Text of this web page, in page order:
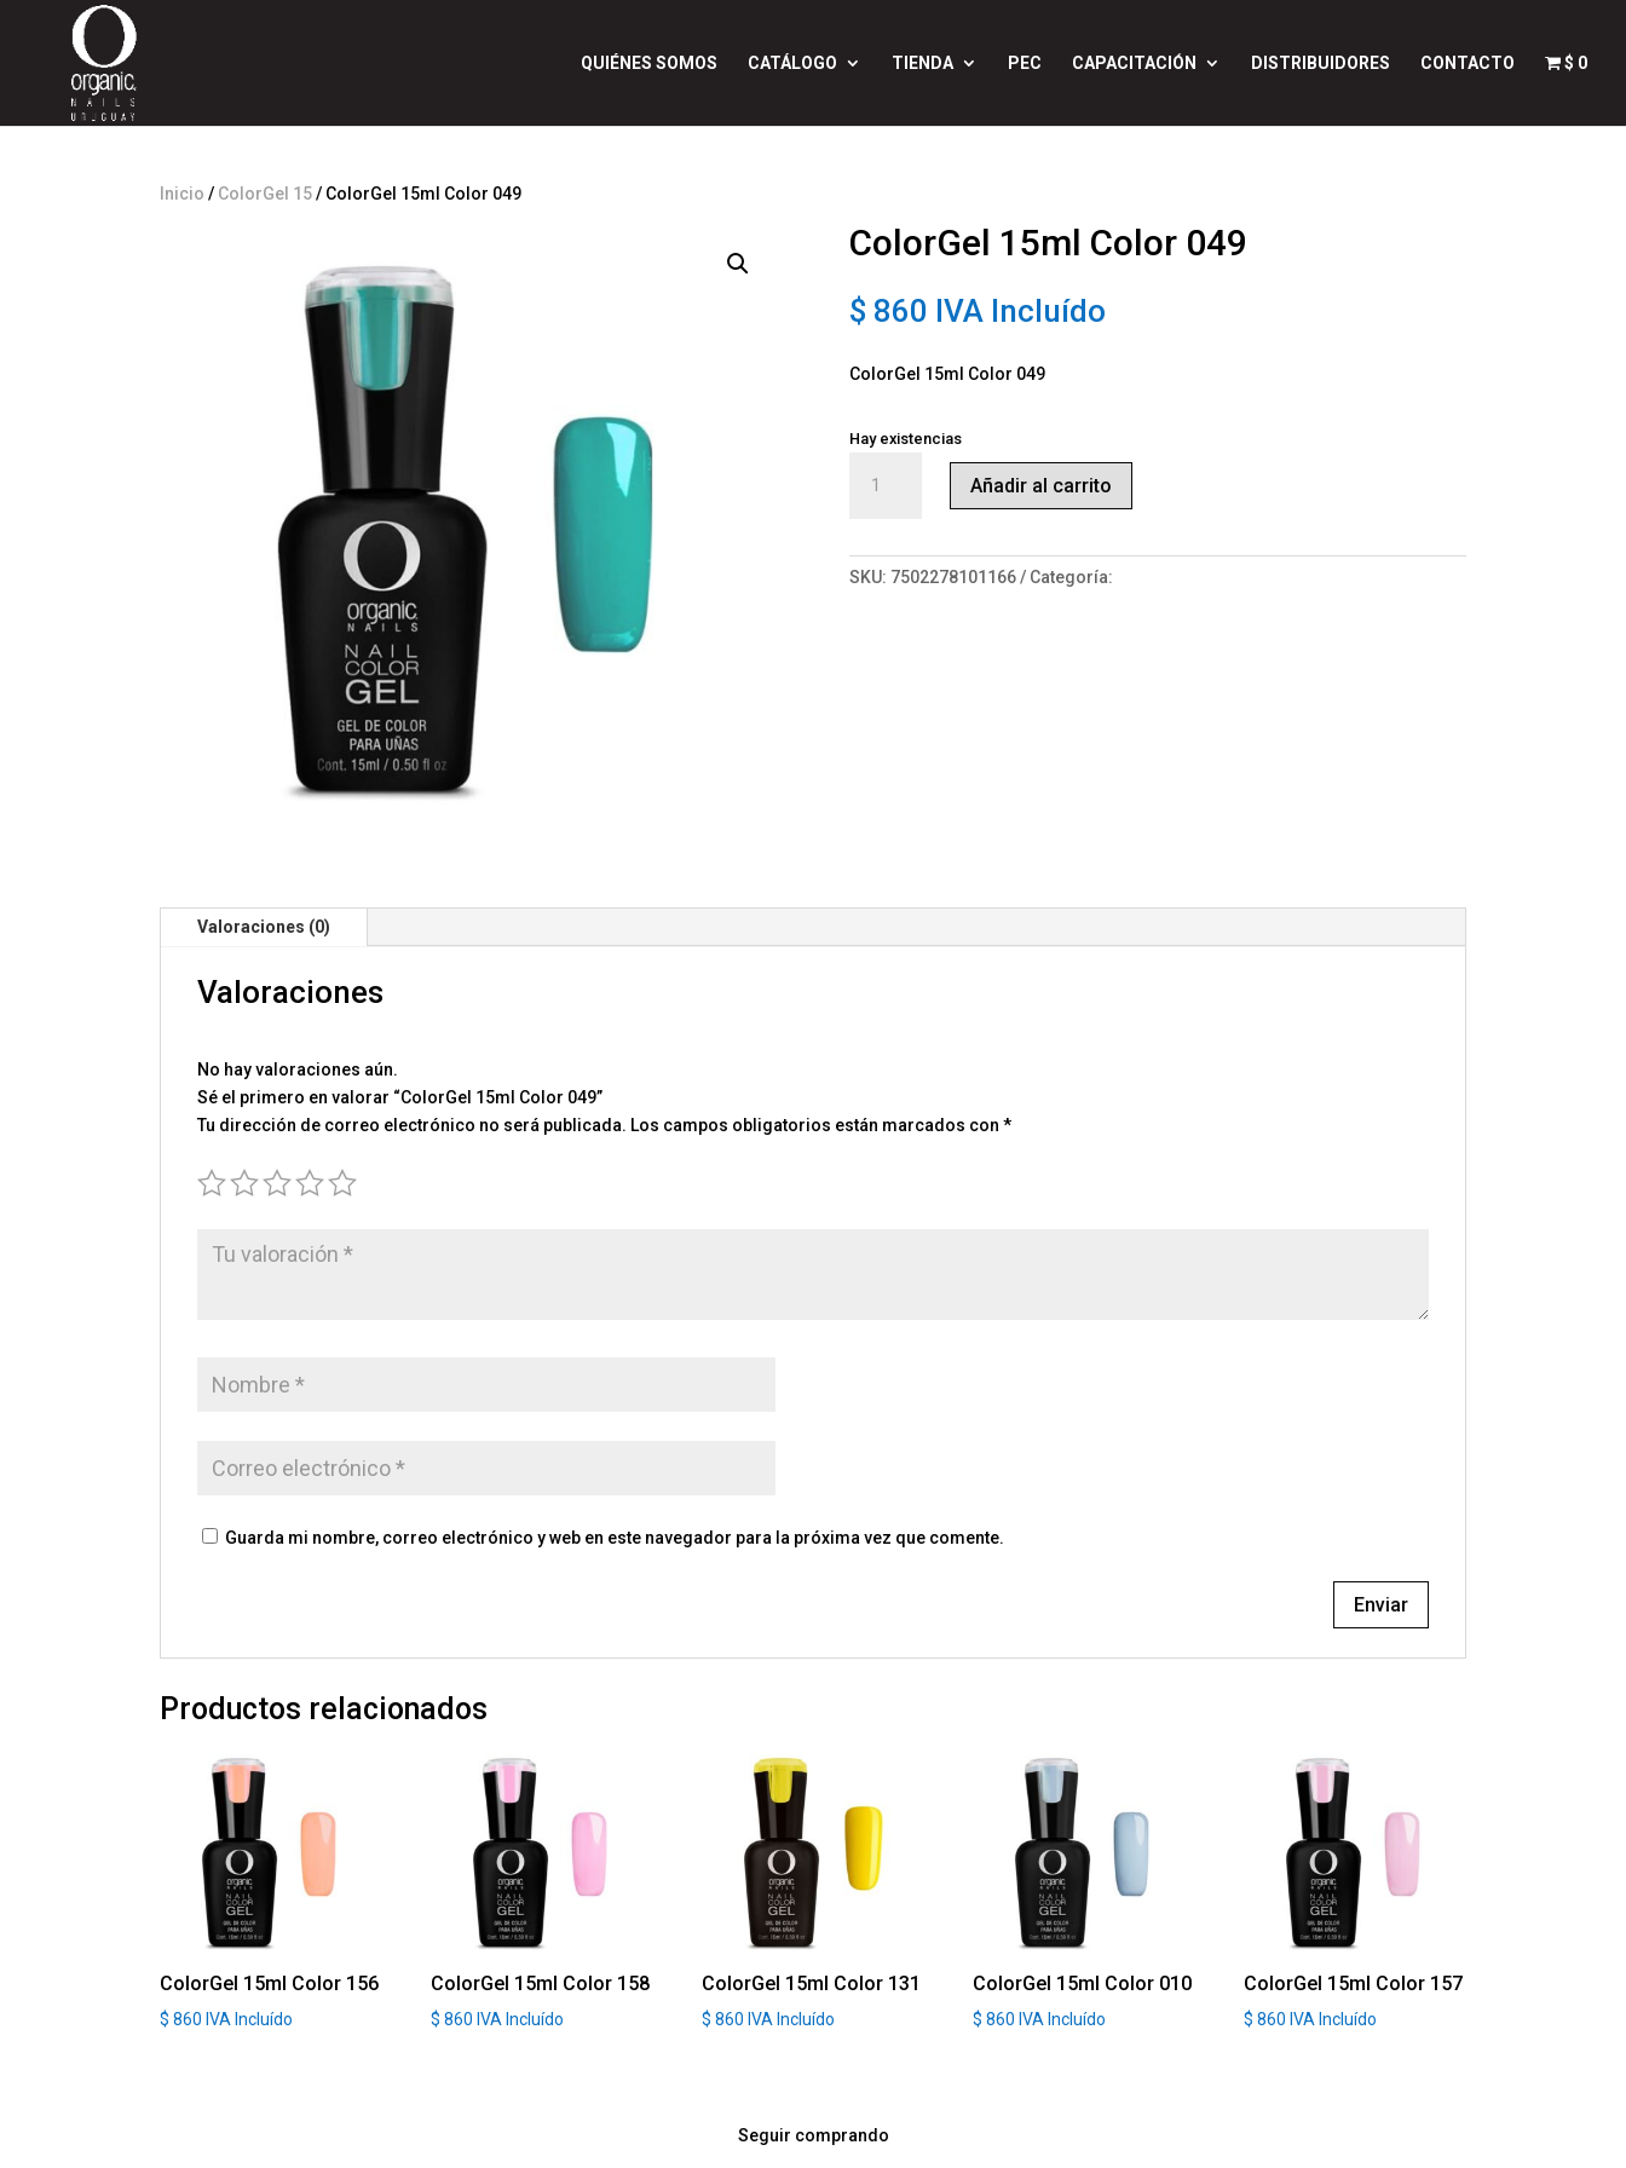
QUIÉNES SOMOS CATÁLOGO TIENDA PEC CAPACITACIÓN DISTRIBUIDORES CONTACTO $ 0
Inicio / ColorGel 15/ ColorGel 15ml Color 049
ColorGel 15ml Color 049
$ 860 IVA Incluído
ColorGel 15ml Color 049
Hay existencias
15ml
cantidad
Añadir al carrito
SKU: 7502278101166 Categoría:
Valoraciones (0)
Valoraciones
No hay valoraciones aún.
Sé el primero en valorar “ColorGel 15ml Color 049”
Tu dirección de correo electrónico no será publicada. Los campos obligatorios están marcados con *
Guarda mi nombre, correo electrónico y web en este navegador para la próxima vez que comente.
Productos relacionados
ColorGel 15ml Color 156
$ 860 IVA Incluído
ColorGel 15ml Color 158
$ 860 IVA Incluído
ColorGel 15ml Color 131
$ 860 IVA Incluído
ColorGel 15ml Color 010
$ 860 IVA Incluído
ColorGel 15ml Color 157
$ 860 IVA Incluído
Seguir comprando